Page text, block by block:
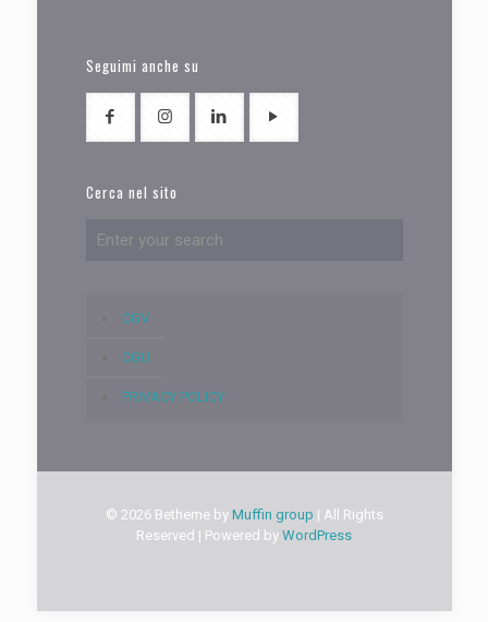
Seguimi anche su
Cerca nel sito
CGV
CGU
PRIVACY POLICY
© 2026 Betheme by Muffin group | All Rights
Reserved | Powered by WordPress